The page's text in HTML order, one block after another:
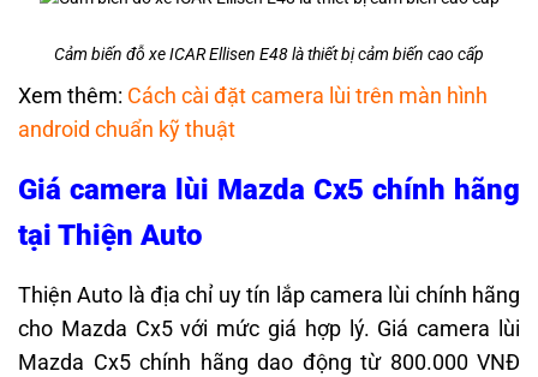
Cảm biến đỗ xe ICAR Ellisen E48 là thiết bị cảm biến cao cấp
Xem thêm: Cách cài đặt camera lùi trên màn hình
android chuẩn kỹ thuật
Giá camera lùi Mazda Cx5 chính hãng
tại Thiện Auto
Thiện Auto là địa chỉ uy tín lắp camera lùi chính hãng
cho Mazda Cx5 với mức giá hợp lý. Giá camera lùi
Mazda Cx5 chính hãng dao động từ 800.000 VNĐ